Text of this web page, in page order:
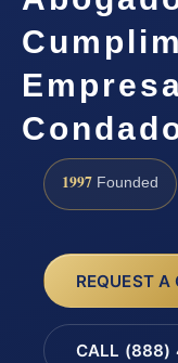
1997 Founded
REQUEST A
CALL (888)